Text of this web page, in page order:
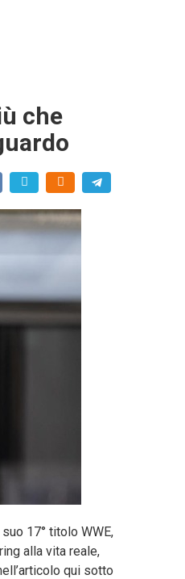
che
17° titolo WWE,
alla vita reale,
qui sotto